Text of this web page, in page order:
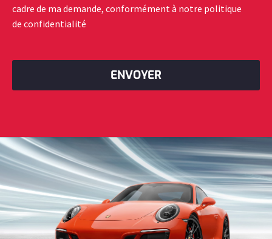
cadre de ma demande, conformément à notre politique
de confidentialité